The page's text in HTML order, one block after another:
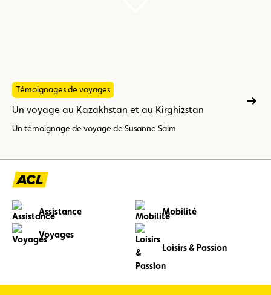
Témoignages de voyages
Un voyage au Kazakhstan et au Kirghizstan
Un témoignage de voyage de Susanne Salm
Assistance Mobilité
Voyages
Loisirs & Passion